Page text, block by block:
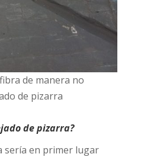
de manera no
de pizarra
de pizarra?
sería en primer lugar